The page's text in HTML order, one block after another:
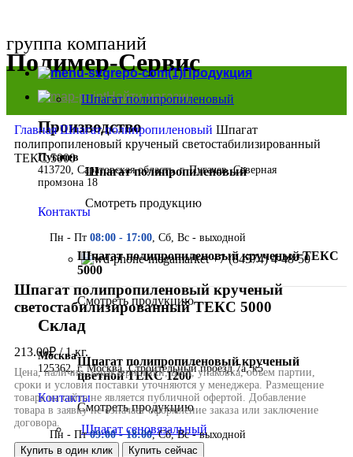
группа компаний
Полимер-Сервис
Найти магазин
Производство
Пугачев
413720, Саратовская область, г. Пугачев, Северная
промзона 18
Контакты
Пн - Пт 08:00 - 17:00 , Сб, Вс - выходной
+7 (84574) 4-48-50
Склад
Москва
125362, г. Москва, Строительный проезд 7а, к5
Контакты
Пн - Пт09:00 - 18:00, Сб, Вс - выходной
Продукция
Шпагат полипропиленовый
Шпагат полипропиленовый
Смотреть продукцию
Шпагат полипропиленовый крученый ТЕКС
5000
Смотреть продукцию
Шпагат полипропиленовый крученый
цветной ТЕКС 1200
Смотреть продукцию
Шпагат сеновязальный
ГлавнаяШпагат полипропиленовый Шпагат
полипропиленовый крученый светостабилизированный
ТЕКС 5000
Нажмите, чтобы увеличить
Шпагат полипропиленовый крученый
светостабилизированный ТЕКС 5000
213.00₽/ 1 кг.
Купить в один клик Купить сейчас